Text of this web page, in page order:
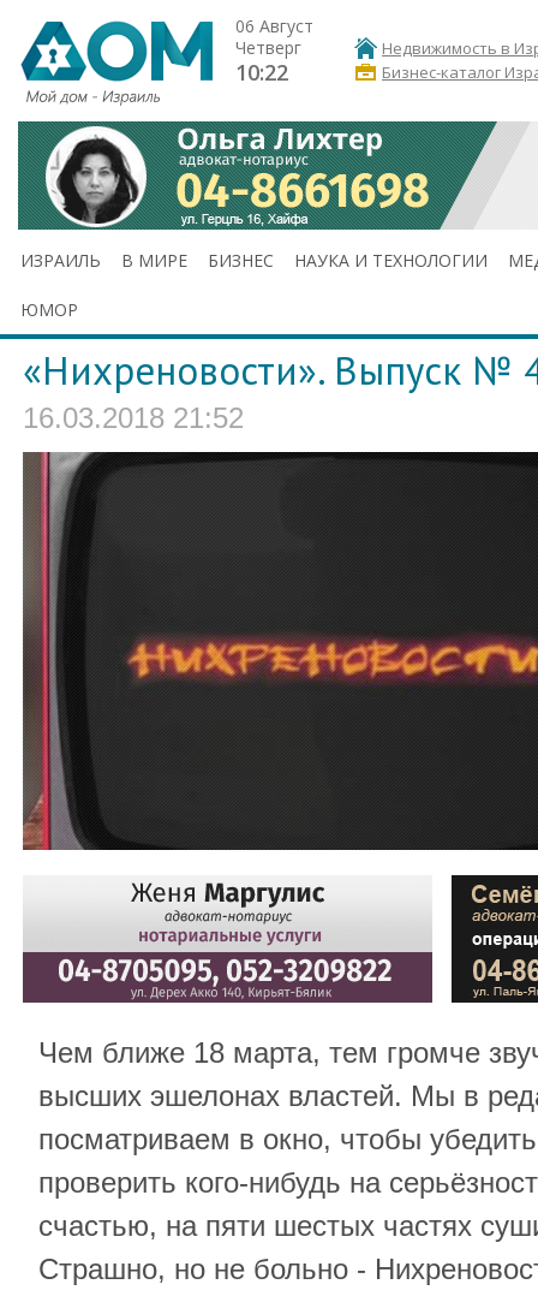
06 Август
Четверг
10:22
Недвижимость в
Бизнес-каталог
ИЗРАИЛЬ В МИРЕ БИЗНЕС НАУКА И ТЕХНОЛОГИИ
ЮМОР
«Нихреновости». Выпуск №
16.03.2018 21:52
Чем ближе 18 марта, тем громче
высших эшелонах властей. Мы в
посматриваем в окно, чтобы
проверить кого-нибудь на
счастью, на пяти шестых частях
Страшно, но не больно -